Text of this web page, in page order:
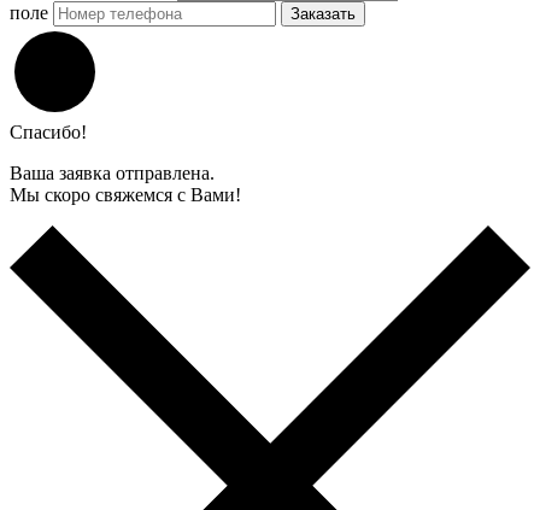
поле
Заказать
Спасибо!
Ваша заявка отправлена.
Мы скоро свяжемся с Вами!